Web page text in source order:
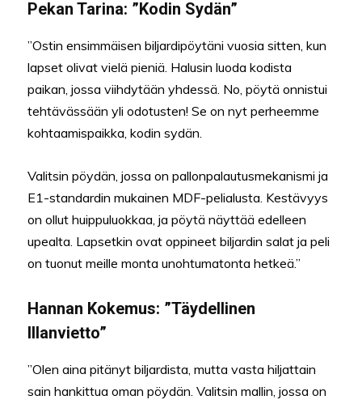
Pekan Tarina: ”Kodin Sydän”
”Ostin ensimmäisen biljardipöytäni vuosia sitten, kun
lapset olivat vielä pieniä. Halusin luoda kodista
paikan, jossa viihdytään yhdessä. No, pöytä onnistui
tehtävässään yli odotusten! Se on nyt perheemme
kohtaamispaikka, kodin sydän.
Valitsin pöydän, jossa on pallonpalautusmekanismi ja
E1-standardin mukainen MDF-pelialusta. Kestävyys
on ollut huippuluokkaa, ja pöytä näyttää edelleen
upealta. Lapsetkin ovat oppineet biljardin salat ja peli
on tuonut meille monta unohtumatonta hetkeä.”
Hannan Kokemus: ”Täydellinen
Illanvietto”
”Olen aina pitänyt biljardista, mutta vasta hiljattain
sain hankittua oman pöydän. Valitsin mallin, jossa on